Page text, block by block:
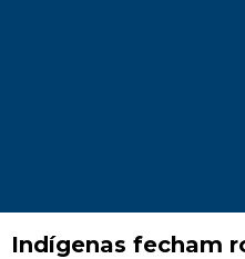
Indígenas fecham